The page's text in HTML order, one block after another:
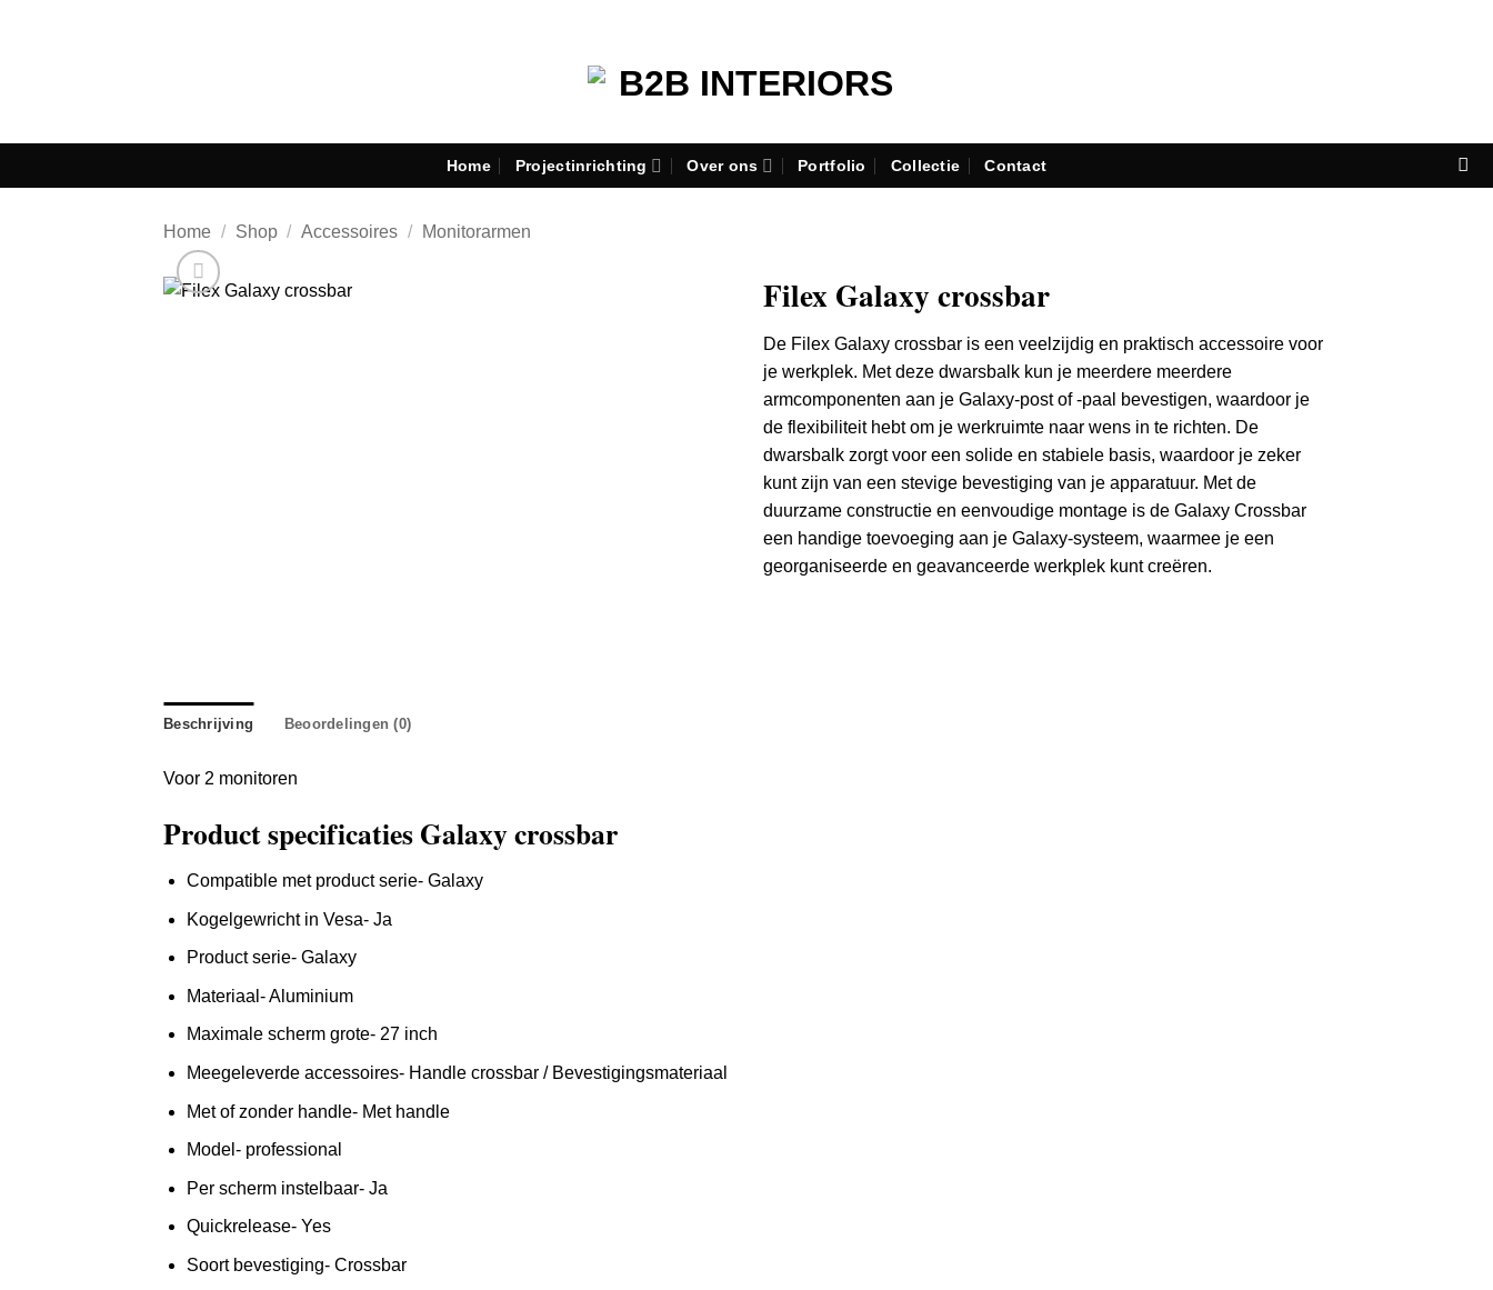
Home Projectinrichting Over ons Portfolio Collectie Contact
Home / Shop / Accessoires / Monitorarmen
Filex Galaxy crossbar
De Filex Galaxy crossbar is een veelzijdig en praktisch accessoire voor
je werkplek. Met deze dwarsbalk kun je meerdere meerdere
armcomponenten aan je Galaxy-post of -paal bevestigen, waardoor je
de flexibiliteit hebt om je werkruimte naar wens in te richten. De
dwarsbalk zorgt voor een solide en stabiele basis, waardoor je zeker
kunt zijn van een stevige bevestiging van je apparatuur. Met de
duurzame constructie en eenvoudige montage is de Galaxy Crossbar
een handige toevoeging aan je Galaxy-systeem, waarmee je een
georganiseerde en geavanceerde werkplek kunt creëren.
Beschrijving Beoordelingen (0)
Voor 2 monitoren
Product specificaties Galaxy crossbar
Compatible met product serie- Galaxy
Kogelgewricht in Vesa- Ja
Product serie- Galaxy
Materiaal- Aluminium
Maximale scherm grote- 27 inch
Meegeleverde accessoires- Handle crossbar / Bevestigingsmateriaal
Met of zonder handle- Met handle
Model- professional
Per scherm instelbaar- Ja
Quickrelease- Yes
Soort bevestiging- Crossbar